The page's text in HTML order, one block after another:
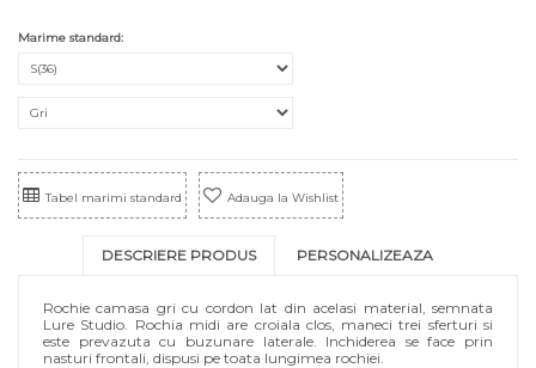
Marime standard:
Tabel marimi standard Adauga la Wishlist
DESCRIERE PRODUS PERSONALIZEAZA
Rochie camasa gri cu cordon lat din acelasi material, semnata
Lure Studio. Rochia midi are croiala clos, maneci trei sferturi si
este prevazuta cu buzunare laterale. Inchiderea se face prin
nasturi frontali, dispusi pe toata lungimea rochiei.